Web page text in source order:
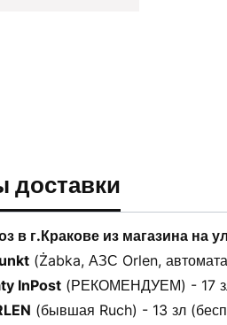
доставки
в г.Кракове из магазина на
(Żabka, АЗС Orlen,
InPost (РЕКОМЕНДУЕМ) - 17 зл
(бывшая Ruch) - 13 зл